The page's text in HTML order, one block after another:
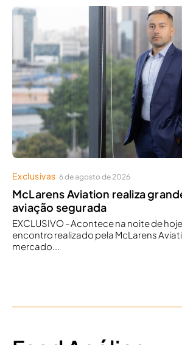
Exclusivas 6 de agosto de 2026
McLarens Aviation realiza
aviação segurada
EXCLUSIVO - Acontece na noite de
encontro realizado pela McLarens
mercado...